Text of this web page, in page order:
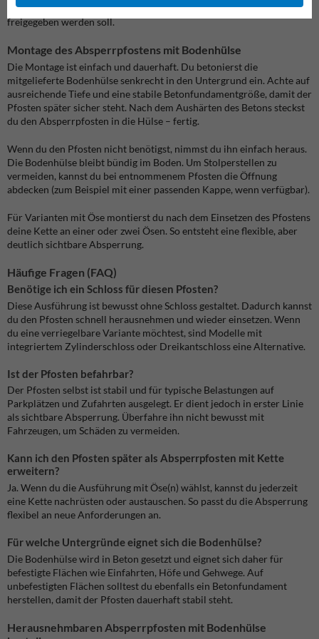
abzusperren. Die Kette lässt sich schnell aushängen, wenn die Fläche
freigegeben werden soll.
Montage des Absperrpfostens mit Bodenhülse
Die Montage ist einfach und dauerhaft. Du betonierst die
mitgelieferte Bodenhülse senkrecht in den Untergrund ein. Achte auf
ausreichende Tiefe und eine stabile Betonfundamentgröße, damit der
Pfosten später sicher steht. Nach dem Aushärten des Betons steckst
du den Absperrpfosten in die Hülse – fertig.
Wenn du den Pfosten nicht benötigst, nimmst du ihn einfach heraus.
Die Bodenhülse bleibt bündig im Boden. Um Stolperstellen zu
vermeiden, kannst du bei entnommenem Pfosten die Öffnung
abdecken (zum Beispiel mit einer passenden Kappe, wenn verfügbar).
Für Varianten mit Öse montierst du nach dem Einsetzen des Pfostens
deine Kette an einer oder zwei Ösen. So entsteht eine flexible, aber
deutlich sichtbare Absperrung.
Häufige Fragen (FAQ)
Benötige ich ein Schloss für diesen Pfosten?
Diese Ausführung ist bewusst ohne Schloss gestaltet. Dadurch kannst
du den Pfosten schnell herausnehmen und wieder einsetzen. Wenn
du eine verriegelbare Variante möchtest, sind Modelle mit
integriertem Zylinderschloss oder Dreikantschloss eine Alternative.
Ist der Pfosten befahrbar?
Der Pfosten selbst ist stabil und für typische Belastungen auf
Parkplätzen und Zufahrten ausgelegt. Er dient jedoch in erster Linie
als sichtbare Absperrung. Überfahre ihn nicht bewusst mit
Fahrzeugen, um Schäden zu vermeiden.
Kann ich den Pfosten später als Absperrpfosten mit Kette
erweitern?
Ja. Wenn du die Ausführung mit Öse(n) wählst, kannst du jederzeit
eine Kette nachrüsten oder austauschen. So passt du die Absperrung
flexibel an neue Anforderungen an.
Für welche Untergründe eignet sich die Bodenhülse?
Die Bodenhülse wird in Beton gesetzt und eignet sich daher für
befestigte Flächen wie Einfahrten, Höfe und Gehwege. Auf
unbefestigten Flächen solltest du ebenfalls ein Betonfundament
herstellen, damit der Pfosten dauerhaft stabil steht.
Herausnehmbaren Absperrpfosten mit Bodenhülse